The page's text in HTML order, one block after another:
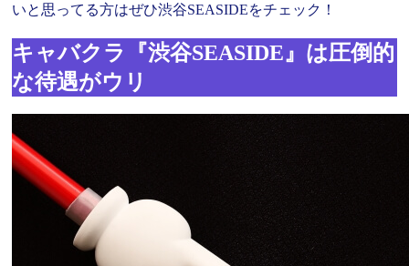
いと思ってる方はぜひ渋谷SEASIDEをチェック！
キャバクラ『渋谷SEASIDE』は圧倒的
な待遇がウリ